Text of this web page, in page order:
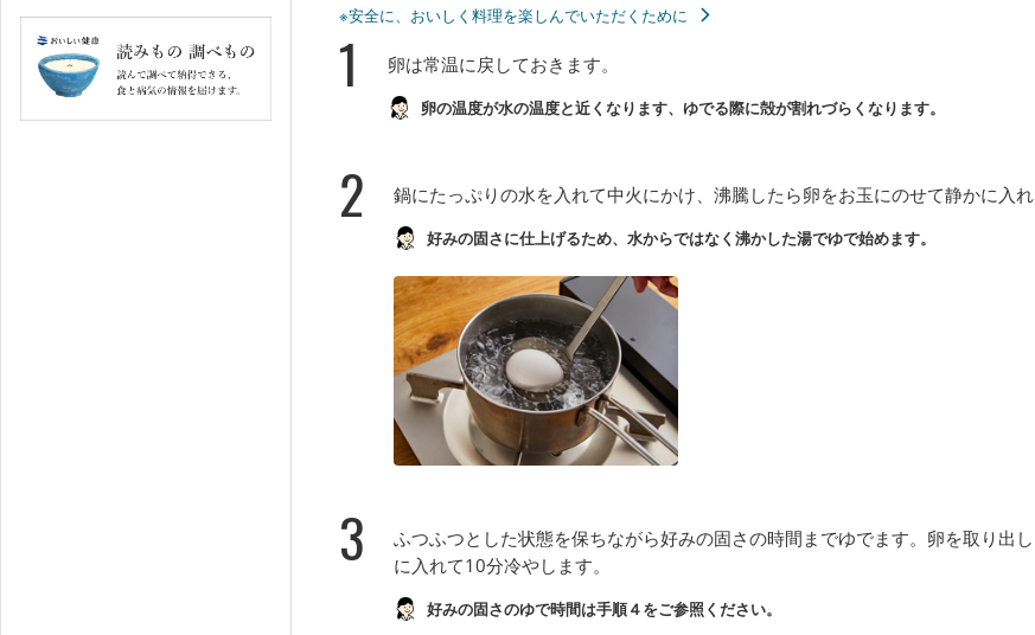
※安全に、おいしく料理を楽しんでいただくために
1 卵は常温に戻しておきます。
卵の温度が水の温度と近くなります、ゆでる際に殻が割れづらくなります。
2 鍋にたっぷりの水を入れて中火にかけ、沸騰したら卵をお玉にのせて静かに入れ
好みの固さに仕上げるため、水からではなく沸かした湯でゆで始めます。
3
ふつふつとした状態を保ちながら好みの固さの時間までゆでます。卵を取り出
に入れて10分冷やします。
好みの固さのゆで時間は手順４をご参照ください。